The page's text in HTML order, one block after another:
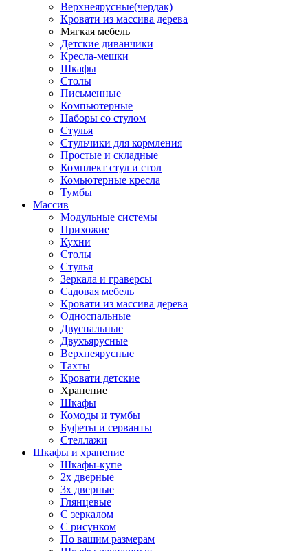
Верхнеярусные(чердак)
Кровати из массива дерева
Мягкая мебель
Детские диванчики
Кресла-мешки
Шкафы
Столы
Письменные
Компьютерные
Наборы со стулом
Стулья
Стульчики для кормления
Простые и складные
Комплект стул и стол
Комьютерные кресла
Тумбы
Массив
Модульные системы
Прихожие
Кухни
Столы
Стулья
Зеркала и граверсы
Садовая мебель
Кровати из массива дерева
Односпальные
Двуспальные
Двухъярусные
Верхнеярусные
Тахты
Кровати детские
Хранение
Шкафы
Комоды и тумбы
Буфеты и серванты
Стеллажи
Шкафы и хранение
Шкафы-купе
2х дверные
3х дверные
Глянцевые
С зеркалом
С рисунком
По вашим размерам